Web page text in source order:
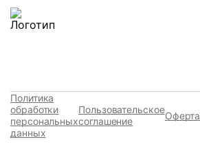
Политика
обработки
персональных
данных
Пользовательское
соглашение
Оферта